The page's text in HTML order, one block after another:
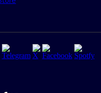
Banco Safra